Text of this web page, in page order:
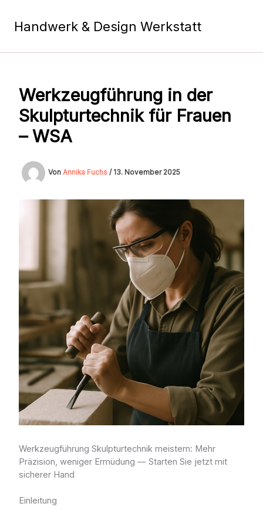
springenHandwerk & Design Werkstatt
Werkzeugführung in der
Skulpturtechnik für Frauen
– WSA
Von Annika Fuchs / 13. November 2025
Werkzeugführung Skulpturtechnik meistern: Mehr
Präzision, weniger Ermüdung — Starten Sie jetzt mit
sicherer Hand
Einleitung